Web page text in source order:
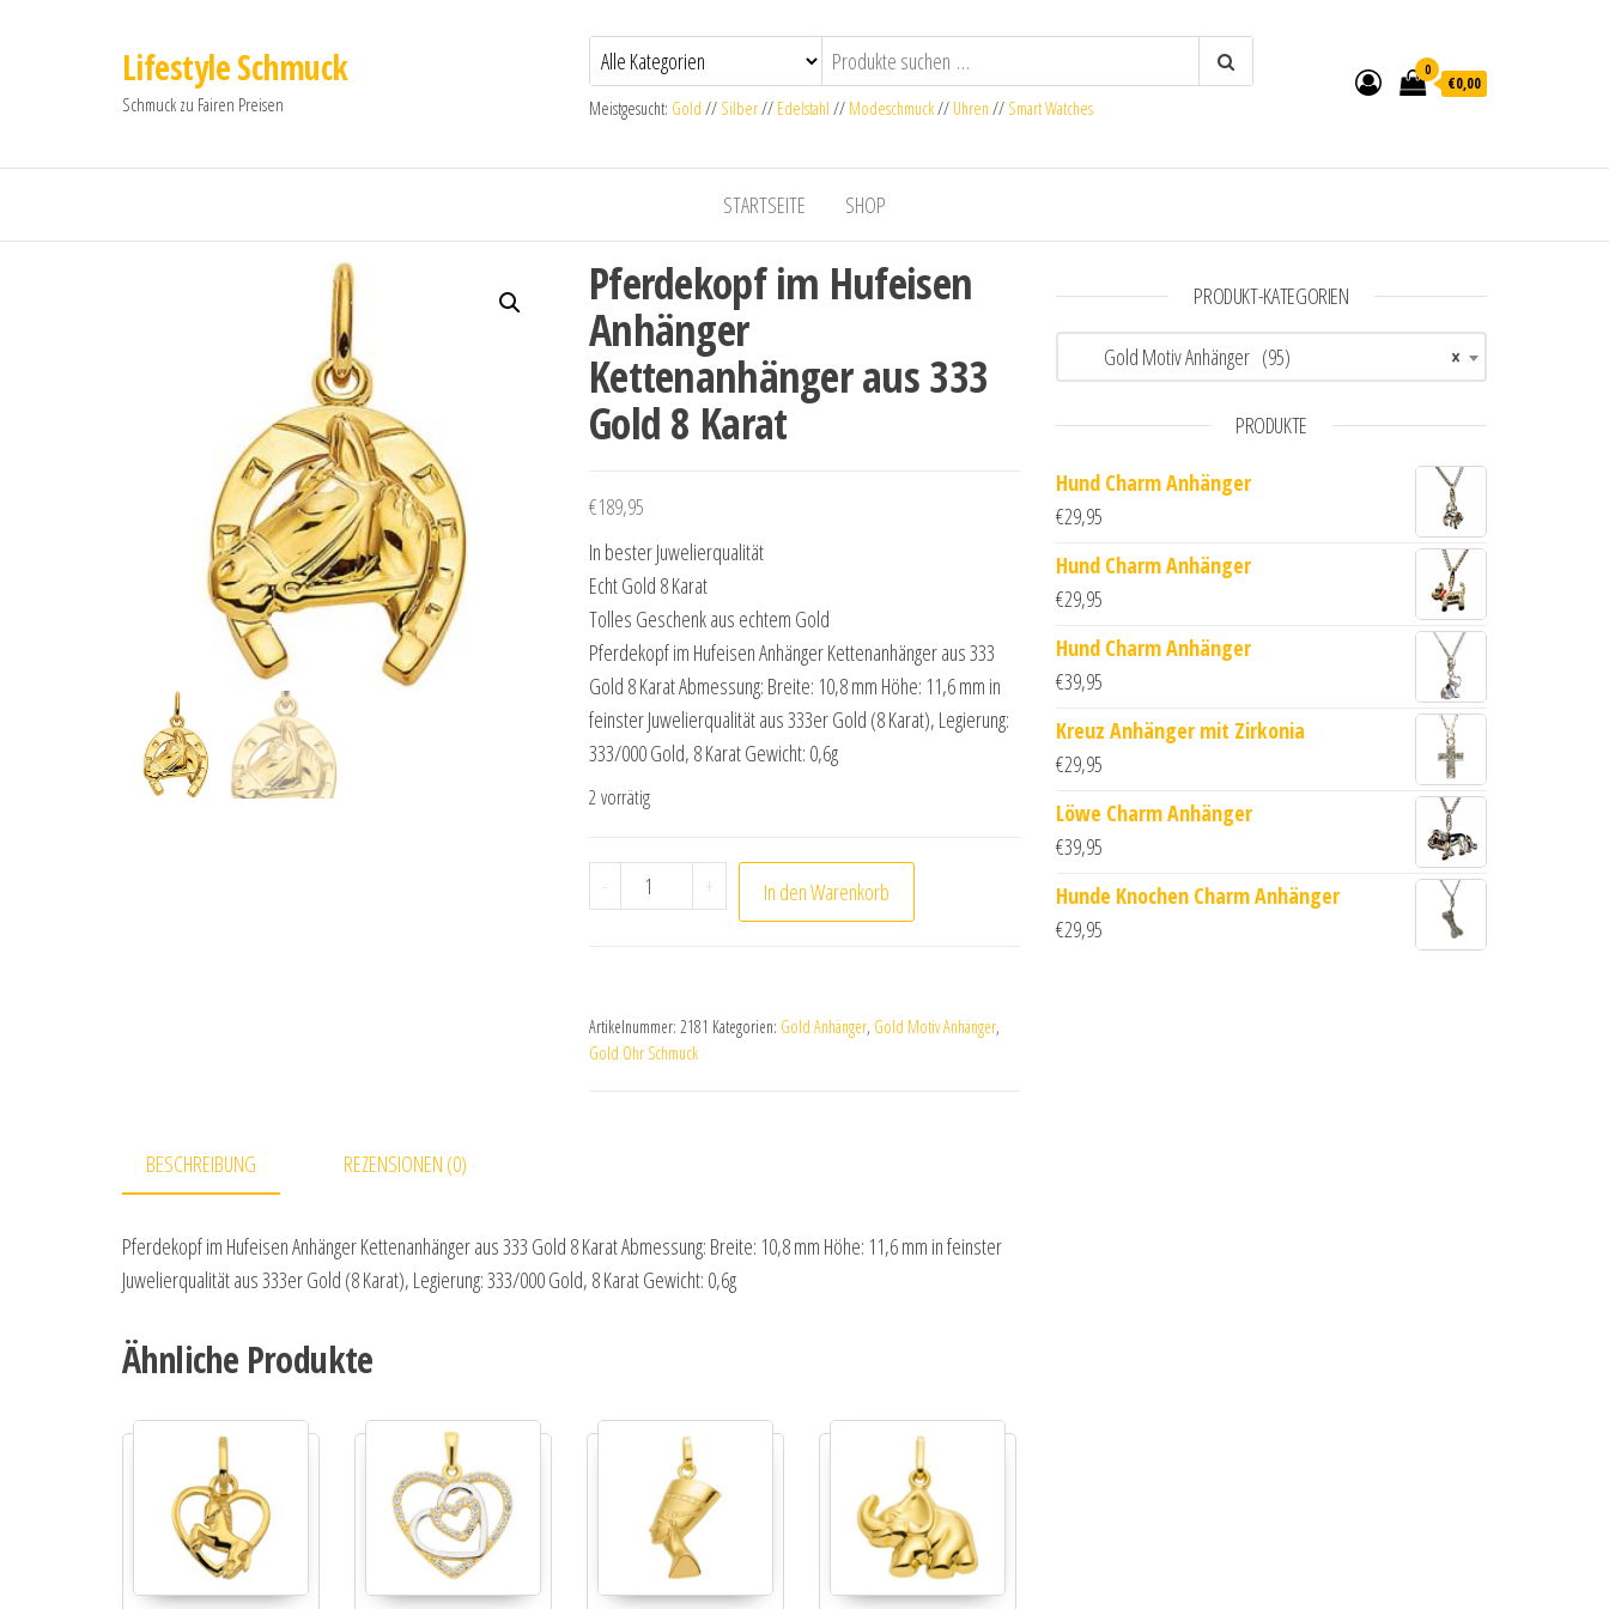
Lifestyle Schmuck
Schmuck zu Fairen Preisen Meistgesucht: Gold // Silber// Edelstahl // Modeschmuck// Uhren // Smart Watches
0
€0,00
STARTSEITE SHOP
Pferdekopf im Hufeisen
Anhänger
Kettenanhänger aus 333
Gold 8 Karat
€189,95
In bester Juwelierqualität
Echt Gold 8 Karat
Tolles Geschenk aus echtem Gold
Pferdekopf im Hufeisen Anhänger Kettenanhänger aus 333
Gold 8 Karat Abmessung: Breite: 10,8 mm Höhe: 11,6 mm in
feinster Juwelierqualität aus 333er Gold (8 Karat), Legierung:
333/000 Gold, 8 Karat Gewicht: 0,6g
2 vorrätig
- Pferdekopf im Hufeisen Anhänger Kettenanhänger aus 333 Gold 8 Karat Menge
+ In den Warenkorb
Artikelnummer: 2181 Kategorien: Gold Anhänger, Gold Motiv Anhänger,
Gold Ohr Schmuck
BESCHREIBUNG REZENSIONEN (0)
Pferdekopf im Hufeisen Anhänger Kettenanhänger aus 333 Gold 8 Karat Abmessung: Breite: 10,8 mm Höhe: 11,6 mm in feinster
Juwelierqualität aus 333er Gold (8 Karat), Legierung: 333/000 Gold, 8 Karat Gewicht: 0,6g
Ähnliche Produkte
PRODUKT-KATEGORIEN
×
Gold Motiv Anhänger (95)
PRODUKTE
Hund Charm Anhänger
€29,95
Hund Charm Anhänger
€29,95
Hund Charm Anhänger
€39,95
Kreuz Anhänger mit Zirkonia
€29,95
Löwe Charm Anhänger
€39,95
Hunde Knochen Charm Anhänger
€29,95